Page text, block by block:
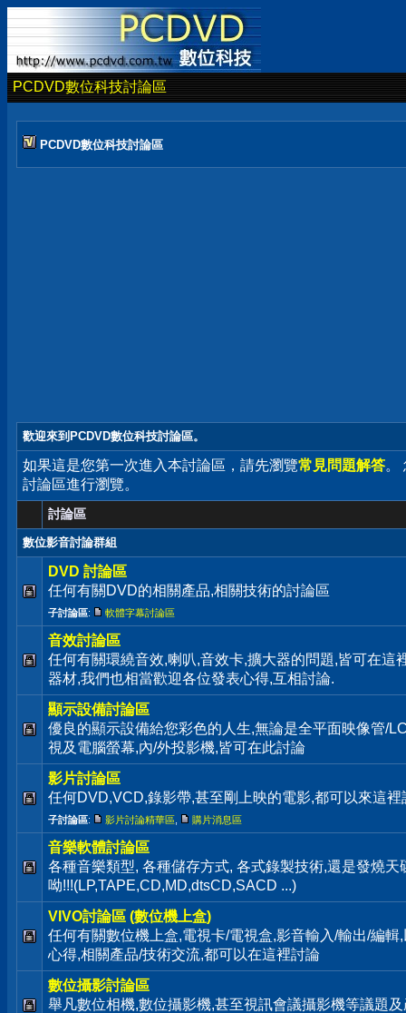
PCDVD數位科技討論區
PCDVD數位科技討論區
歡迎來到PCDVD數位科技討論區。
如果這是您第一次進入本討論區，請先瀏覽常見問題解答。
討論區進行瀏覽。
討論區
數位影音討論群組
DVD 討論區
任何有關DVD的相關產品,相關技術的討論區
子討論區: 軟體字幕討論區
音效討論區
任何有關環繞音效,喇叭,音效卡,擴大器的問題,皆可在這
器材,我們也相當歡迎各位發表心得,互相討論.
顯示設備討論區
優良的顯示設備給您彩色的人生,無論是全平面映像管/
視及電腦螢幕,內/外投影機,皆可在此討論
影片討論區
任何DVD,VCD,錄影帶,甚至剛上映的電影,都可以來這裡
子討論區: 影片討論精華區 購片消息區
音樂軟體討論區
各種音樂類型, 各種儲存方式, 各式錄製技術,還是發燒
呦!!!(LP,TAPE,CD,MD,dtsCD,SACD ...)
VIVO討論區 (數位機上盒)
任何有關數位機上盒,電視卡/電視盒,影音輸入/輸出/編輯
心得,相關產品/技術交流,都可以在這裡討論
數位攝影討論區
舉凡數位相機,數位攝影機,甚至視訊會議攝影機等議題